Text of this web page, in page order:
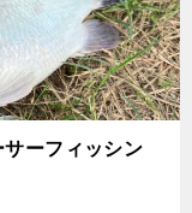
ーフィッシン